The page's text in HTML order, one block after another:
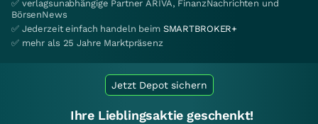
✅ verlagsunabhängige Partner ARIVA, FinanzNachrichten und
BörsenNews
✅ Jederzeit einfach handeln beim SMARTBROKER+
✅ mehr als 25 Jahre Marktpräsenz
Jetzt Depot sichern
Ihre Lieblingsaktie geschenkt!